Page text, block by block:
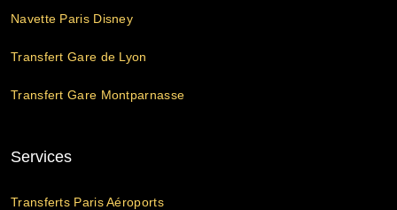
Navette Paris Disney
Transfert Gare de Lyon
Transfert Gare Montparnasse
Services
Transferts Paris Aéroports